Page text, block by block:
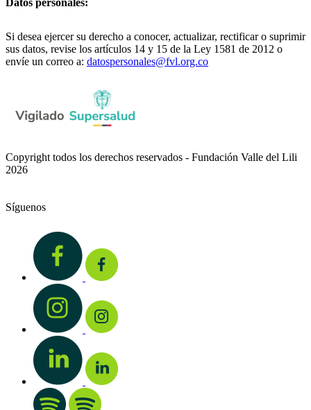
Datos personales:
Si desea ejercer su derecho a conocer, actualizar, rectificar o suprimir
sus datos, revise los artículos 14 y 15 de la Ley 1581 de 2012 o
envíe un correo a: datospersonales@fvl.org.co
Copyright todos los derechos reservados - Fundación Valle del Lili
2026
Síguenos